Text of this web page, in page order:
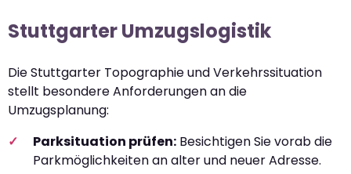
Stuttgarter Umzugslogistik
Die Stuttgarter Topographie und Verkehrssituation
stellt besondere Anforderungen an die
Umzugsplanung:
Parksituation prüfen: Besichtigen Sie vorab die
Parkmöglichkeiten an alter und neuer Adresse.